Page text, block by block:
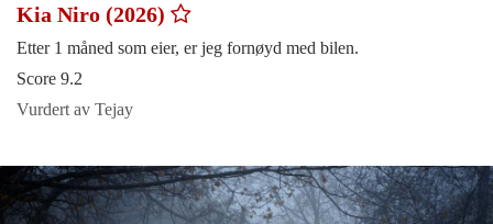
Kia Niro (2026)
Etter 1 måned som eier, er jeg fornøyd med bilen.
Score 9.2
Vurdert av Tejay